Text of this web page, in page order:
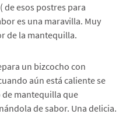
de esos postres para
es una maravilla. Muy
de la mantequilla.
un bizcocho con
aún está caliente se
de mantequilla que
de sabor. Una delicia.